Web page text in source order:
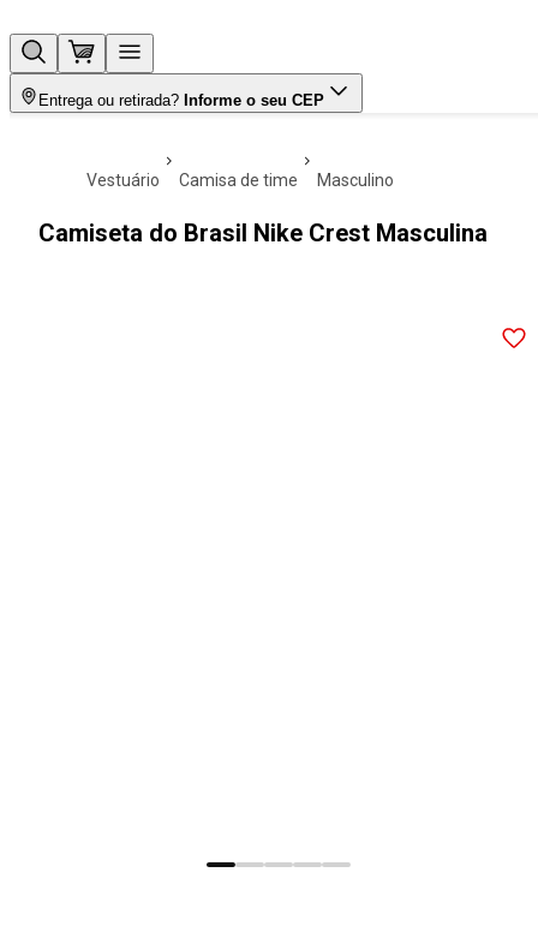
Entrega ou retirada? Informe o seu CEP
vestuário camisa de time masculino
Camiseta do Brasil Nike Crest Masculina